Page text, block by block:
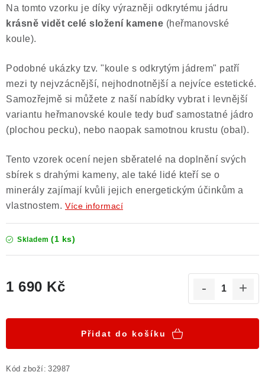
Na tomto vzorku je díky výrazněji odkrytému jádru
krásně vidět celé složení kamene (heřmanovské
koule).
Podobné ukázky tzv. "koule s odkrytým jádrem" patří
mezi ty nejvzácnější, nejhodnotnější a nejvíce estetické.
Samozřejmě si můžete z naší nabídky vybrat i levnější
variantu heřmanovské koule tedy buď samostatné jádro
(plochou pecku), nebo naopak samotnou krustu (obal).
Tento vzorek ocení nejen sběratelé na doplnění svých
sbírek s drahými kameny, ale také lidé kteří se o
minerály zajímají kvůli jejich energetickým účinkům a
vlastnostem. Více informací
Skladem (1 ks)
1 690 Kč
Přidat do košíku
Kód zboží: 32987